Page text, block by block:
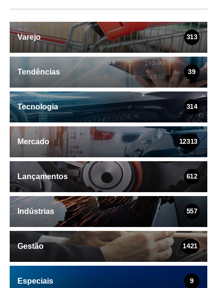
Varejo 313
Tendências 39
Tecnologia 314
Mercado 12313
Lançamentos 612
Indústrias 557
Gestão 1421
Especiais 9